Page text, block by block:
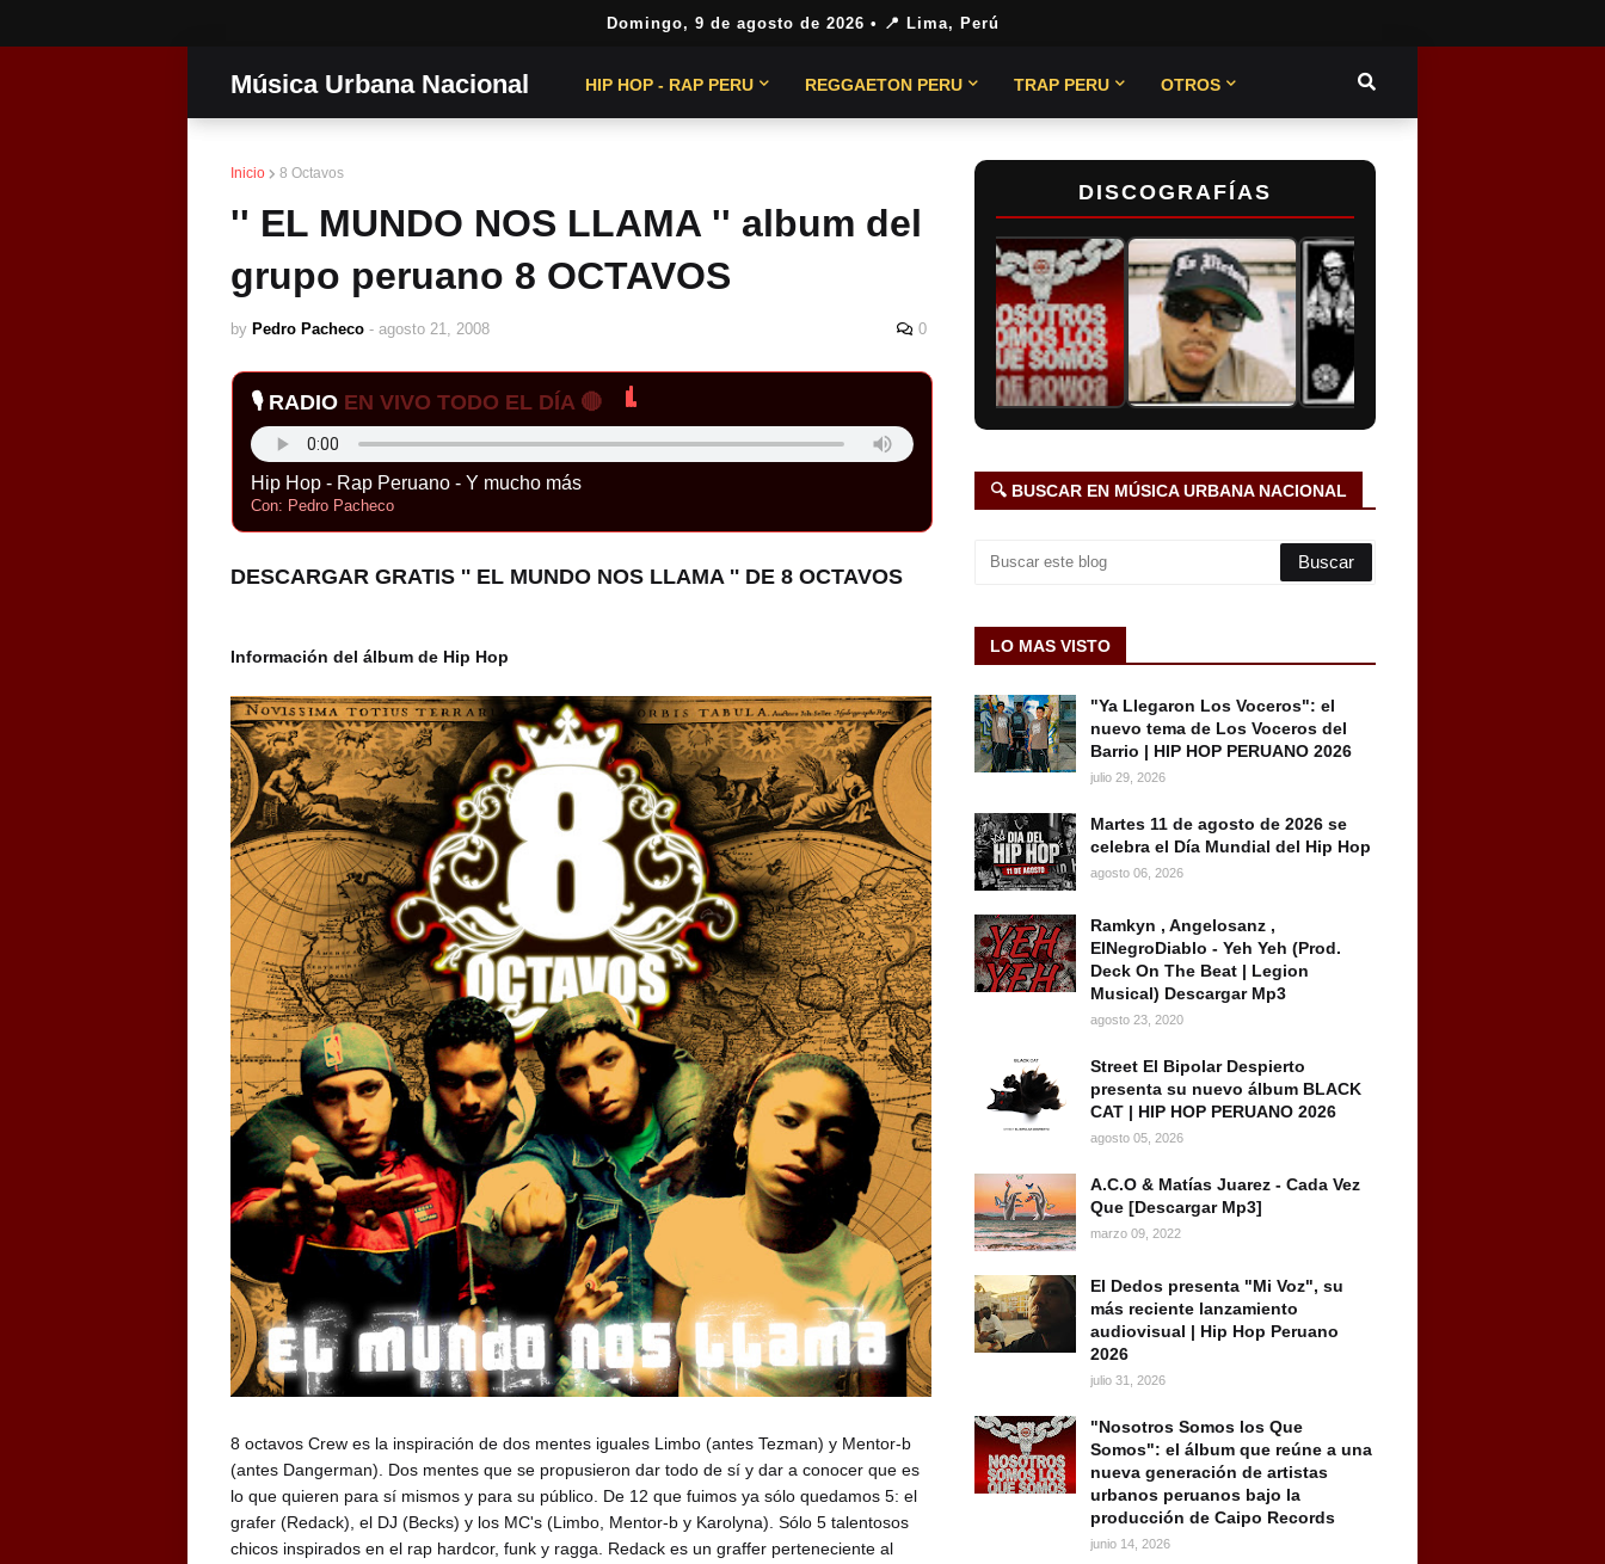
Domingo, 9 de agosto de 2026 • 📍 Lima, Perú
Música Urbana Nacional HIP HOP - RAP PERU REGGAETON PERU TRAP PERU OTROS
Inicio 8 Octavos
'' EL MUNDO NOS LLAMA '' album del
grupo peruano 8 OCTAVOS
by Pedro Pacheco - agosto 21, 2008 0
🎙️ RADIO EN VIVO TODO EL DÍA 🔴
Hip Hop - Rap Peruano - Y mucho más
Con: Pedro Pacheco
DESCARGAR GRATIS '' EL MUNDO NOS LLAMA '' DE 8 OCTAVOS
Información del álbum de Hip Hop
8 octavos Crew es la inspiración de dos mentes iguales Limbo (antes Tezman) y Mentor-b
(antes Dangerman). Dos mentes que se propusieron dar todo de sí y dar a conocer que es
lo que quieren para sí mismos y para su público. De 12 que fuimos ya sólo quedamos 5: el
grafer (Redack), el DJ (Becks) y los MC's (Limbo, Mentor-b y Karolyna). Sólo 5 talentosos
chicos inspirados en el rap hardcor, funk y ragga. Redack es un graffer perteneciente al
DISCOGRAFÍAS
🔍 BUSCAR EN MÚSICA URBANA NACIONAL
LO MAS VISTO
"Ya Llegaron Los Voceros": el
nuevo tema de Los Voceros del
Barrio | HIP HOP PERUANO 2026
julio 29, 2026
Martes 11 de agosto de 2026 se
celebra el Día Mundial del Hip Hop
agosto 06, 2026
Ramkyn , Angelosanz ,
ElNegroDiablo - Yeh Yeh (Prod.
Deck On The Beat | Legion
Musical) Descargar Mp3
agosto 23, 2020
Street El Bipolar Despierto
presenta su nuevo álbum BLACK
CAT | HIP HOP PERUANO 2026
agosto 05, 2026
A.C.O & Matías Juarez - Cada Vez
Que [Descargar Mp3]
marzo 09, 2022
El Dedos presenta "Mi Voz", su
más reciente lanzamiento
audiovisual | Hip Hop Peruano
2026
julio 31, 2026
"Nosotros Somos los Que
Somos": el álbum que reúne a una
nueva generación de artistas
urbanos peruanos bajo la
producción de Caipo Records
junio 14, 2026